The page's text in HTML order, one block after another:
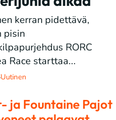
kerran pidettävä,
pisin
RORC
Race starttaa...
Uutinen
ja Fountaine Pajot